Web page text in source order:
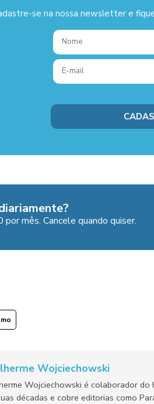
se na nossa newsletter e
mês. Cancele quando quiser.
Wojciechowski
Wojciechowski é colaborador
décadas e cobre editorias como